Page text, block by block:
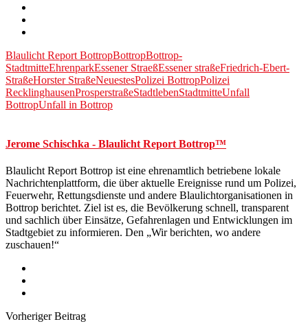
Blaulicht Report BottropBottropBottrop-
StadtmitteEhrenparkEssener StraeßEssener straßeFriedrich-Ebert-
StraßeHorster StraßeNeuestesPolizei BottropPolizei
RecklinghausenProsperstraßeStadtlebenStadtmitteUnfall
BottropUnfall in Bottrop
Jerome Schischka - Blaulicht Report Bottrop™
Blaulicht Report Bottrop ist eine ehrenamtlich betriebene lokale
Nachrichtenplattform, die über aktuelle Ereignisse rund um Polizei,
Feuerwehr, Rettungsdienste und andere Blaulichtorganisationen in
Bottrop berichtet. Ziel ist es, die Bevölkerung schnell, transparent
und sachlich über Einsätze, Gefahrenlagen und Entwicklungen im
Stadtgebiet zu informieren. Den „Wir berichten, wo andere
zuschauen!“
Vorheriger Beitrag